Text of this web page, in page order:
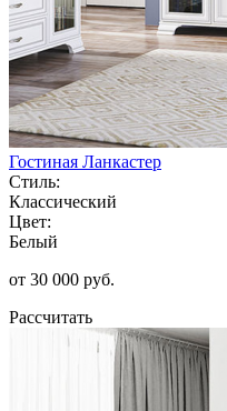
Гостиная Ланкастер
Стиль:
Классический
Цвет:
Белый
от 30 000 руб.
Рассчитать